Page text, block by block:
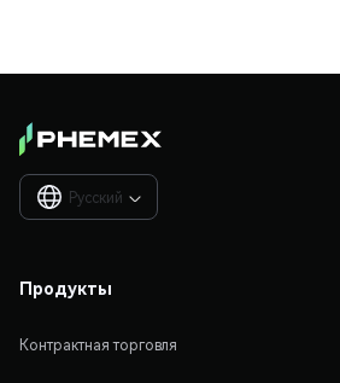
Русский 
Продукты
Контрактная торговля